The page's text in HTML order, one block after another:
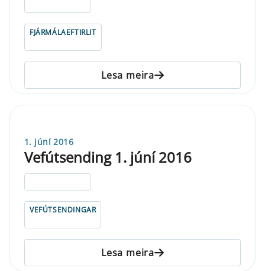
FJÁRMÁLAEFTIRLIT
Lesa meira
1. júní 2016
Vefútsending 1. júní 2016
VEFÚTSENDINGAR
Lesa meira